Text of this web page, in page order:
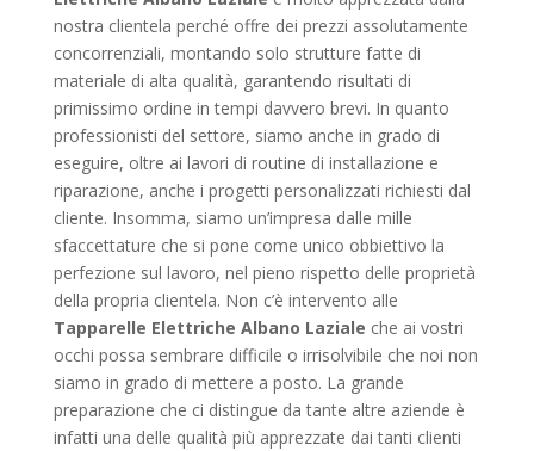
nostra clientela perché offre dei prezzi assolutamente
concorrenziali, montando solo strutture fatte di
materiale di alta qualità, garantendo risultati di
primissimo ordine in tempi davvero brevi. In quanto
professionisti del settore, siamo anche in grado di
eseguire, oltre ai lavori di routine di installazione e
riparazione, anche i progetti personalizzati richiesti dal
cliente. Insomma, siamo un’impresa dalle mille
sfaccettature che si pone come unico obbiettivo la
perfezione sul lavoro, nel pieno rispetto delle proprietà
della propria clientela. Non c’è intervento alle
Tapparelle Elettriche Albano Laziale che ai vostri
occhi possa sembrare difficile o irrisolvibile che noi non
siamo in grado di mettere a posto. La grande
preparazione che ci distingue da tante altre aziende è
infatti una delle qualità più apprezzate dai tanti clienti